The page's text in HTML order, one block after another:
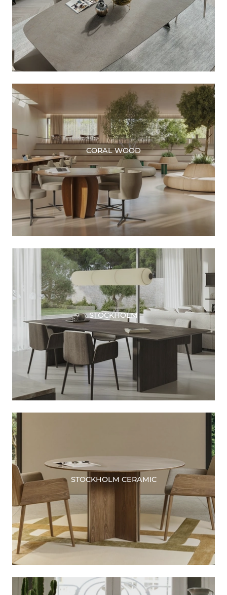
CORAL WOOD
STOCKHOLM
STOCKHOLM CERAMIC